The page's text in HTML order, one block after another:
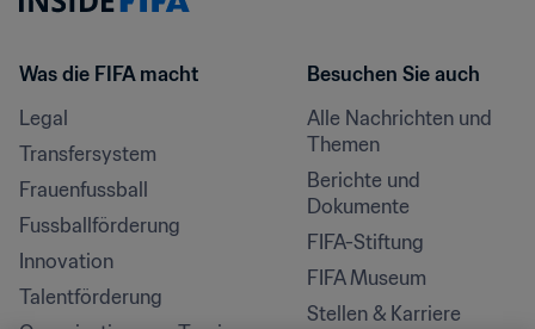
Was die FIFA macht
Legal
Transfersystem
Frauenfussball
Fussballförderung
Innovation
Talentförderung
Besuchen Sie auch
Alle Nachrichten und
Themen
Berichte und
Dokumente
FIFA-Stiftung
FIFA Museum
Stellen & Karriere